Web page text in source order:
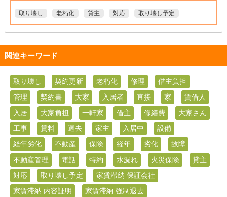
取り壊し 老朽化 貸主 対応 取り壊し予定
関連キーワード
取り壊し 契約更新 老朽化 修理
借主負担
管理
契約書 大家 入居者 直接 家
賃借人
入居
大家負担 一軒家 借主 修繕費
大家さん
工事
賃料 退去 家主 入居中
設備
経年劣化
不動産 保険 経年 劣化
故障
不動産管理
電話 特約 水漏れ 火災保険
貸主
対応
取り壊し予定
家賃滞納 保証会社
家賃滞納 内容証明
家賃滞納 強制退去